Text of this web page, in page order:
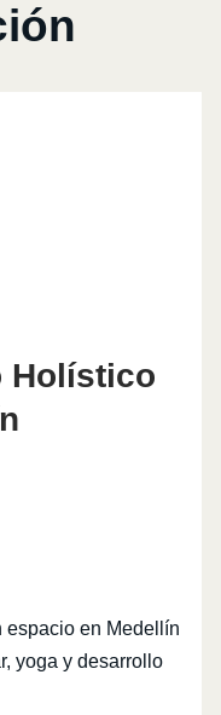
Holístico
espacio en Medellín
yoga y desarrollo